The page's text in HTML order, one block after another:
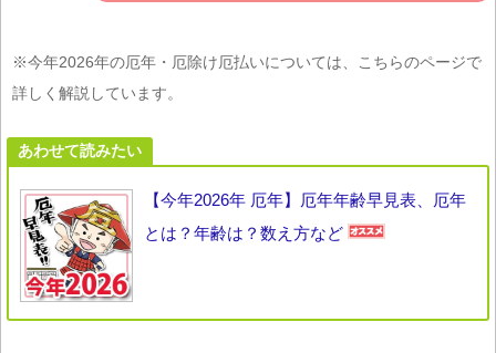
※今年2026年の厄年・厄除け厄払いについては、こちらのページで
詳しく解説しています。
あわせて読みたい
【今年2026年 厄年】厄年年齢早見表、厄年
とは？年齢は？数え方など